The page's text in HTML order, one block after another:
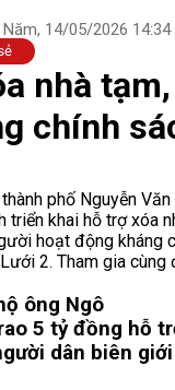
14/05/2026 14:34
nhà
chính
phố Nguyễn
triển khai hỗ trợ xóa
hoạt động kháng
2. Tham gia cùng
ông Ngô
5 tỷ đồng hỗ
dân biên